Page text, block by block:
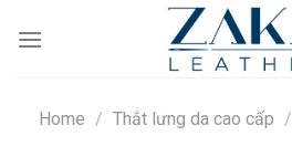
Home / Thắt lưng da cao cấp /